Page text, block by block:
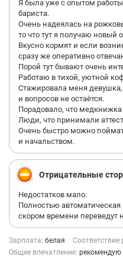
Я была уже с опытом
бариста.
Очень надеялась на
то что тут я получаю новый
Вкусно кормят и если
сразу же оперативно
Порой тут бывают очень
Работаю в тихой, уютной
Стажировала меня девушка,
и вопросов не остаётся.
Порадовало, что медкнижка
Люди, что принимали
Очень быстро можно
и начальством.
Отрицательные
Недостатков мало.
Полностью
скором времени переведут
Зарплата: белая Соответствие
Общее впечатление: рекомендую